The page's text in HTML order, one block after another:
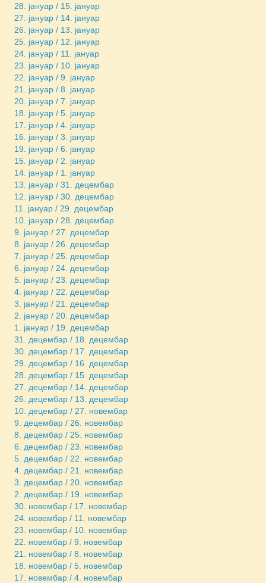
28. јануар / 15. јануар
27. јануар / 14. јануар
26. јануар / 13. јануар
25. јануар / 12. јануар
24. јануар / 11. јануар
23. јануар / 10. јануар
22. јануар / 9. јануар
21. јануар / 8. јануар
20. јануар / 7. јануар
18. јануар / 5. јануар
17. јануар / 4. јануар
16. јануар / 3. јануар
19. јануар / 6. јануар
15. јануар / 2. јануар
14. јануар / 1. јануар
13. јануар / 31. децембар
12. јануар / 30. децембар
11. јануар / 29. децембар
10. јануар / 28. децембар
9. јануар / 27. децембар
8. јануар / 26. децембар
7. јануар / 25. децембар
6. јануар / 24. децембар
5. јануар / 23. децембар
4. јануар / 22. децембар
3. јануар / 21. децембар
2. јануар / 20. децембар
1. јануар / 19. децембар
31. децембар / 18. децембар
30. децембар / 17. децембар
29. децембар / 16. децембар
28. децембар / 15. децембар
27. децембар / 14. децембар
26. децембар / 13. децембар
10. децембар / 27. новембар
9. децембар / 26. новембар
8. децембар / 25. новембар
6. децембар / 23. новембар
5. децембар / 22. новембар
4. децембар / 21. новембар
3. децембар / 20. новембар
2. децембар / 19. новембар
30. новембар / 17. новембар
24. новембар / 11. новембар
23. новембар / 10. новембар
22. новембар / 9. новембар
21. новембар / 8. новембар
18. новембар / 5. новембар
17. новембар / 4. новембар